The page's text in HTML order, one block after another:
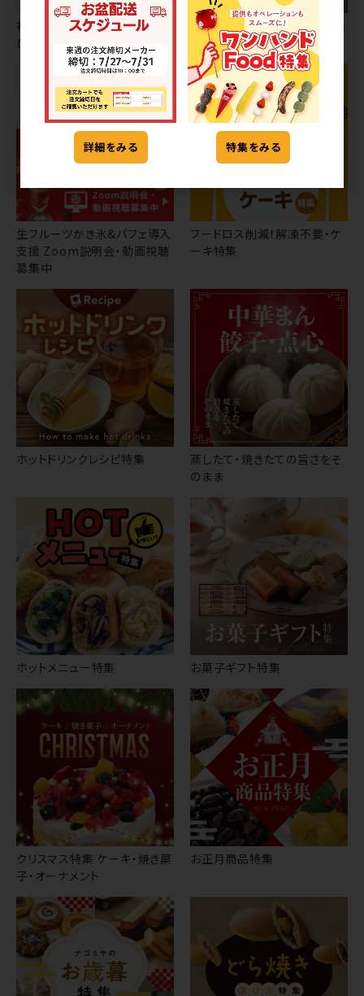
初夏に売れる！わらび餅・わら
び餅ドリンク
初夏におすすめ！スイーツ特集
生フルーツかき氷&パフェ導入
支援 Zoom説明会・動画視聴
募集中
フードロス削減！解凍不要・ケ
ーキ特集
ホットドリンクレシピ特集
蒸したて・焼きたての旨さをそ
のまま
ホットメニュー特集 お菓子ギフト特集
クリスマス特集 ケーキ・焼き菓
子・オーナメント
お正月商品特集
詳細をみる 特集をみる